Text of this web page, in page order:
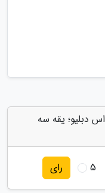
به "آنالیز پولوشرت ورزشی مردانه 1991 اس دبلیو؛ یقه سه
5 رای